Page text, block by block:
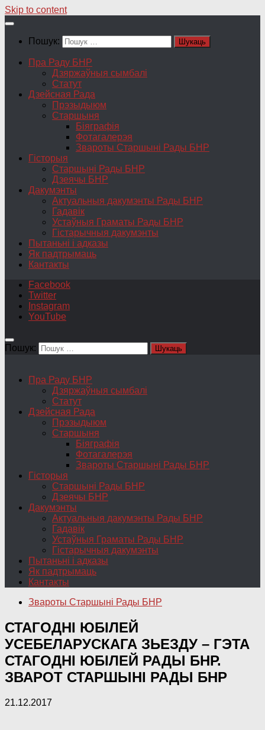
Skip to content
Пошук:
Пра Раду БНР
Дзяржаўныя сымбалі
Статут
Дзейсная Рада
Прэзыдыюм
Старшыня
Біяграфія
Фотагалерэя
Звароты Старшыні Рады БНР
Гісторыя
Старшыні Рады БНР
Дзеячы БНР
Дакумэнты
Актуальныя дакумэнты Рады БНР
Гадавік
Устаўныя Граматы Рады БНР
Гістарычныя дакумэнты
Пытаньні і адказы
Як падтрымаць
Кантакты
Facebook
Twitter
Instagram
YouTube
Пошук:
Пра Раду БНР
Дзяржаўныя сымбалі
Статут
Дзейсная Рада
Прэзыдыюм
Старшыня
Біяграфія
Фотагалерэя
Звароты Старшыні Рады БНР
Гісторыя
Старшыні Рады БНР
Дзеячы БНР
Дакумэнты
Актуальныя дакумэнты Рады БНР
Гадавік
Устаўныя Граматы Рады БНР
Гістарычныя дакумэнты
Пытаньні і адказы
Як падтрымаць
Кантакты
Звароты Старшыні Рады БНР
СТАГОДНІ ЮБІЛЕЙ
УСЕБЕЛАРУСКАГА ЗЬЕЗДУ – ГЭТА
СТАГОДНІ ЮБІЛЕЙ РАДЫ БНР.
ЗВАРОТ СТАРШЫНІ РАДЫ БНР
21.12.2017